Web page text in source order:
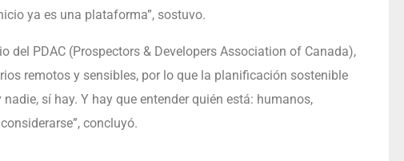
ya es una plataforma”, sostuvo.
del PDAC (Prospectors & Developers Association of Canada),
remotos y sensibles, por lo que la planificación sostenible
sí hay. Y hay que entender quién está: humanos,
concluyó.